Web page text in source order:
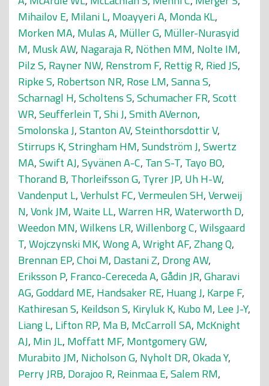
Mihailov E, Milani L, Moayyeri A, Monda KL,
Morken MA, Mulas A, Müller G, Müller-Nurasyid
M, Musk AW, Nagaraja R, Nöthen MM, Nolte IM,
Pilz S, Rayner NW, Renstrom F, Rettig R, Ried JS,
Ripke S, Robertson NR, Rose LM,Sanna S,
Scharnagl H,Scholtens S,Schumacher FR,Scott
WR,Seufferlein T,Shi J,Smith AVernon,
Smolonska J,Stanton AV,Steinthorsdottir V,
Stirrups K,Stringham HM,Sundström J,Swertz
MA,Swift AJ,Syvänen A-C, Tan S-T, Tayo BO,
Thorand B, Thorleifsson G, Tyrer JP, Uh H-W,
Vandenput L,Verhulst FC,Vermeulen SH,Verweij
N,Vonk JM,Waite LL,Warren HR,Waterworth D,
Weedon MN,Wilkens LR,Willenborg C,Wilsgaard
T,Wojczynski MK,Wong A,Wright AF,Zhang Q,
Brennan EP,Choi M, Dastani Z, Drong AW,
Eriksson P, Franco-Cereceda A,Gådin JR,Gharavi
AG,Goddard ME, Handsaker RE, Huang J, Karpe F,
Kathiresan S, Keildson S, Kiryluk K, Kubo M, Lee J-Y,
Liang L, Lifton RP, Ma B, McCarroll SA, McKnight
AJ, Min JL, Moffatt MF, Montgomery GW,
Murabito JM, Nicholson G, Nyholt DR,Okada Y,
Perry JRB, Dorajoo R, Reinmaa E,Salem RM,